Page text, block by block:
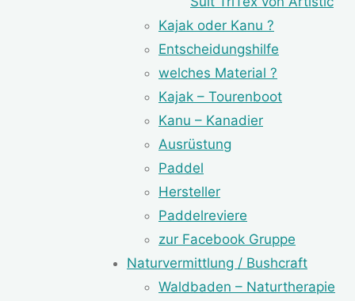
Kajak oder Kanu ?
Entscheidungshilfe
welches Material ?
Kajak – Tourenboot
Kanu – Kanadier
Ausrüstung
Paddel
Hersteller
Paddelreviere
zur Facebook Gruppe
Naturvermittlung / Bushcraft
Waldbaden – Naturtherapie